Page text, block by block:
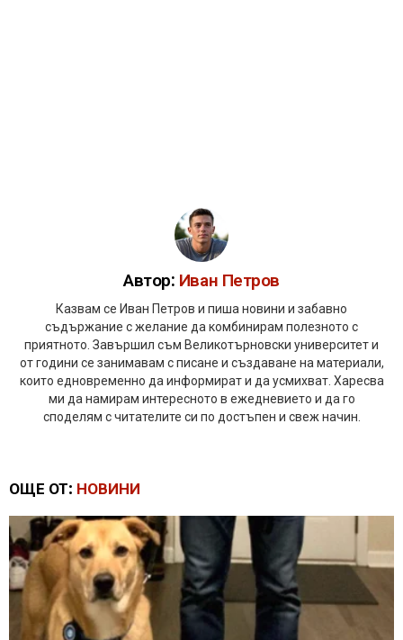
Автор: Иван Петров
Казвам се Иван Петров и пиша новини и забавно
съдържание с желание да комбинирам полезното с
приятното. Завършил съм Великотърновски университет и
от години се занимавам с писане и създаване на материали,
които едновременно да информират и да усмихват. Харесва
ми да намирам интересното в ежедневието и да го
споделям с читателите си по достъпен и свеж начин.
ОЩЕ ОТ: НОВИНИ